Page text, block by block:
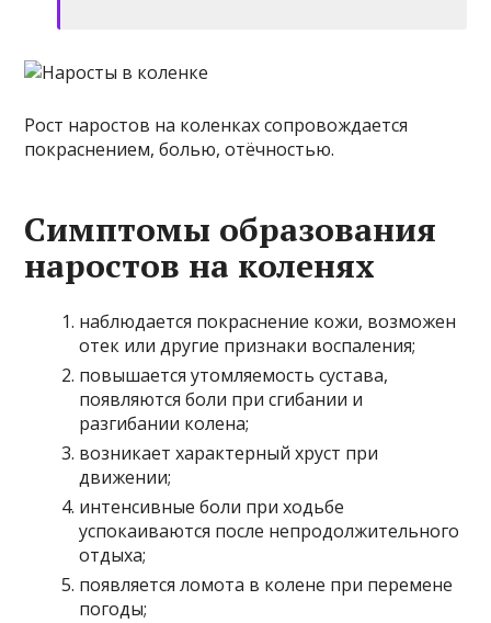
Рост наростов на коленках сопровождается
покраснением, болью, отёчностью.
Симптомы образования
наростов на коленях
наблюдается покраснение кожи, возможен
отек или другие признаки воспаления;
повышается утомляемость сустава,
появляются боли при сгибании и
разгибании колена;
возникает характерный хруст при
движении;
интенсивные боли при ходьбе
успокаиваются после непродолжительного
отдыха;
появляется ломота в колене при перемене
погоды;